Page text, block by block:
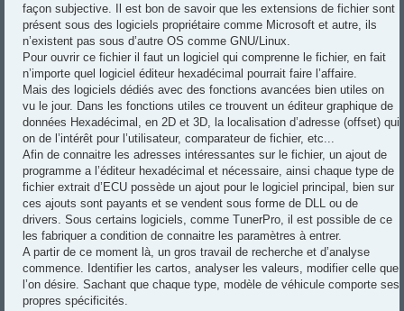
façon subjective. Il est bon de savoir que les extensions de fichier sont
présent sous des logiciels propriétaire comme Microsoft et autre, ils
n’existent pas sous d’autre OS comme GNU/Linux.
Pour ouvrir ce fichier il faut un logiciel qui comprenne le fichier, en fait
n’importe quel logiciel éditeur hexadécimal pourrait faire l’affaire.
Mais des logiciels dédiés avec des fonctions avancées bien utiles on
vu le jour. Dans les fonctions utiles ce trouvent un éditeur graphique de
données Hexadécimal, en 2D et 3D, la localisation d’adresse (offset) qui
on de l’intérêt pour l’utilisateur, comparateur de fichier, etc...
Afin de connaitre les adresses intéressantes sur le fichier, un ajout de
programme a l’éditeur hexadécimal et nécessaire, ainsi chaque type de
fichier extrait d’ECU possède un ajout pour le logiciel principal, bien sur
ces ajouts sont payants et se vendent sous forme de DLL ou de
drivers. Sous certains logiciels, comme TunerPro, il est possible de ce
les fabriquer a condition de connaitre les paramètres à entrer.
A partir de ce moment là, un gros travail de recherche et d’analyse
commence. Identifier les cartos, analyser les valeurs, modifier celle que
l’on désire. Sachant que chaque type, modèle de véhicule comporte ses
propres spécificités.